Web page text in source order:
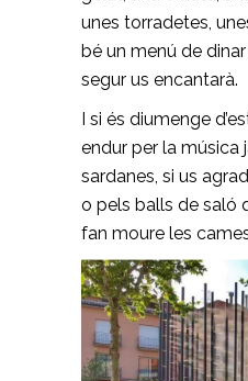
unes torradetes,
bé un menú de
segur us encantarà.
I si és diumenge
endur per la música
sardanes, si us
o pels balls de saló
fan moure les